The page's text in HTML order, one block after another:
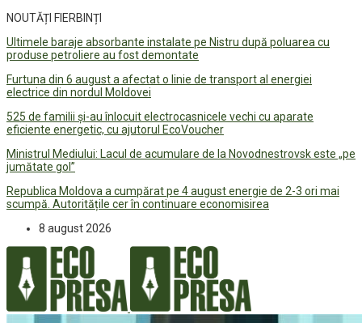
NOUTĂȚI FIERBINȚI
Ultimele baraje absorbante instalate pe Nistru după poluarea cu
produse petroliere au fost demontate
Furtuna din 6 august a afectat o linie de transport al energiei
electrice din nordul Moldovei
525 de familii și-au înlocuit electrocasnicele vechi cu aparate
eficiente energetic, cu ajutorul EcoVoucher
Ministrul Mediului: Lacul de acumulare de la Novodnestrovsk este „pe
jumătate gol”
Republica Moldova a cumpărat pe 4 august energie de 2-3 ori mai
scumpă. Autoritățile cer în continuare economisirea
8 august 2026